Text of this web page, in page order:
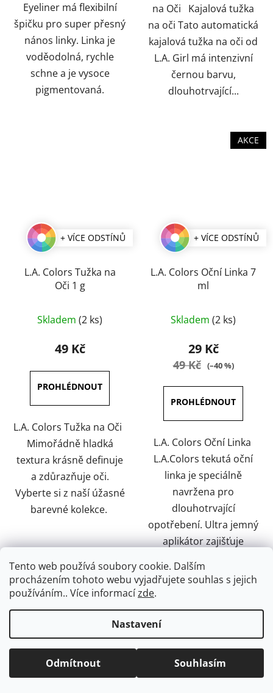
Tento web používá soubory cookie. Dalším
procházením tohoto webu vyjadřujete souhlas s jejich
používáním.. Více informacízde.
Nastavení
Odmítnout Souhlasím
Eyeliner má flexibilní
špičku pro super přesný
nános linky. Linka je
voděodolná, rychle
schne a je vysoce
pigmentovaná.
na Oči Kajalová tužka
na oči Tato automatická
kajalová tužka na oči od
L.A. Girl má intenzivní
černou barvu,
dlouhotrvající...
+ VÍCE ODSTÍNŮ
L.A. Colors Tužka na
Oči 1 g
hodnocení
produktu
5,0
z
5
hvězdiček.
Skladem (2 ks)
49 Kč
L.A. Colors Tužka na Oči
Mimořádně hladká
textura krásně definuje
a zdůrazňuje oči.
Vyberte si z naší úžasné
barevné kolekce.
AKCE
+ VÍCE ODSTÍNŮ
L.A. Colors Oční Linka 7
ml
hodnocení
produktu
5
hvězdiček.
Skladem (2 ks)
29 Kč
49 Kč (–40 %)
L.A. Colors Oční Linka
L.A.Colors tekutá oční
linka je speciálně
navržena pro
dlouhotrvající
opotřebení. Ultra jemný
aplikátor zajišťuje
schne a...
Facebook